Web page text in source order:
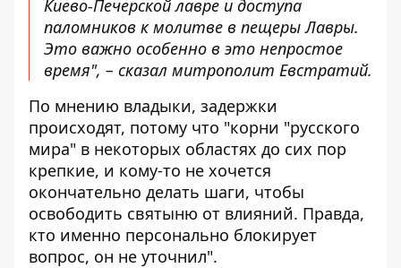
Киево-Печерской лавре и доступа
паломников к молитве в пещеры Лавры.
Это важно особенно в это непростое
время", – сказал митрополит Евстратий.
По мнению владыки, задержки
происходят, потому что "корни "русского
мира" в некоторых областях до сих пор
крепкие, и кому-то не хочется
окончательно делать шаги, чтобы
освободить святыню от влияний. Правда,
кто именно персонально блокирует
вопрос, он не уточнил".